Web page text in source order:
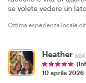
se volete vedere un
Ottima esperienza locale
Heather 🇺🇸
10 aprile 2026